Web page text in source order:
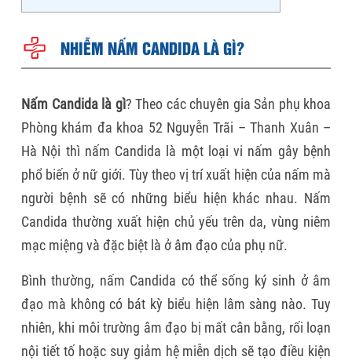
NHIỄM NẤM CANDIDA LÀ GÌ?
Nấm Candida là gì? Theo các chuyên gia Sản phụ khoa
Phòng khám đa khoa 52 Nguyễn Trãi – Thanh Xuân –
Hà Nội thì nấm Candida là một loại vi nấm gây bệnh
phổ biến ở nữ giới. Tùy theo vị trí xuất hiện của nấm mà
người bệnh sẽ có những biểu hiện khác nhau. Nấm
Candida thường xuất hiện chủ yếu trên da, vùng niêm
mạc miệng và đặc biệt là ở âm đạo của phụ nữ.
Bình thường, nấm Candida có thể sống ký sinh ở âm
đạo mà không có bát kỳ biểu hiện lâm sàng nào. Tuy
nhiên, khi môi trường âm đạo bị mất cân bằng, rối loạn
nội tiết tố hoặc suy giảm hệ miễn dịch sẽ tạo điều kiện